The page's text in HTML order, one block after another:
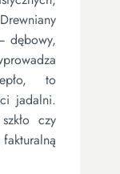
dębowy,
to
jadalni.
czy